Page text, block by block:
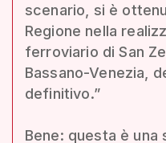
scenario, si è
Regione nella
ferroviario di San
Bassano-Venezia,
definitivo.”
Bene: questa è una